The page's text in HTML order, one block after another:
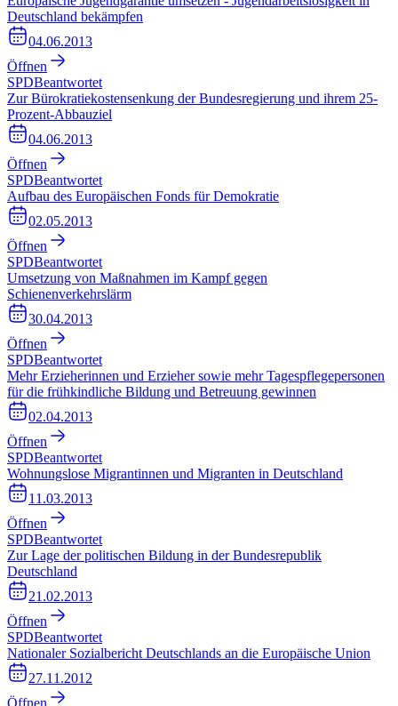
Deutschland bekämpfen
04.06.2013
Öffnen
SPDBeantwortet
Zur Bürokratiekostensenkung der Bundesregierung und ihrem 25-
Prozent-Abbauziel
04.06.2013
Öffnen
SPDBeantwortet
Aufbau des Europäischen Fonds für Demokratie
02.05.2013
Öffnen
SPDBeantwortet
Umsetzung von Maßnahmen im Kampf gegen
Schienenverkehrslärm
30.04.2013
Öffnen
SPDBeantwortet
Mehr Erzieherinnen und Erzieher sowie mehr Tagespflegepersonen
für die frühkindliche Bildung und Betreuung gewinnen
02.04.2013
Öffnen
SPDBeantwortet
Wohnungslose Migrantinnen und Migranten in Deutschland
11.03.2013
Öffnen
SPDBeantwortet
Zur Lage der politischen Bildung in der Bundesrepublik
Deutschland
21.02.2013
Öffnen
SPDBeantwortet
Nationaler Sozialbericht Deutschlands an die Europäische Union
27.11.2012
Öffnen